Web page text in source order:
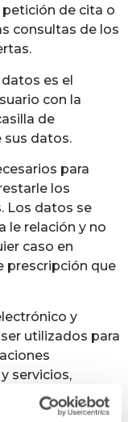
de cita o
consultas de los
es el
con la
de
sus datos.
para
los
Los datos se
le relación y no
caso en
prescripción que
y
utilizados para
servicios,
expresamente
casilla de